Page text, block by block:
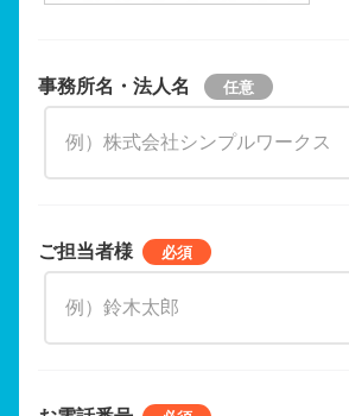
事務所名・法人名
ご担当者様